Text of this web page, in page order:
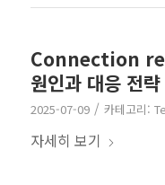
Connection
원인과 대응 전략
2025-07-09 / 카테고리:
자세히 보기